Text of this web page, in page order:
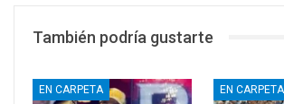
También podría gustarte
EN CARPETA EN CARPETA